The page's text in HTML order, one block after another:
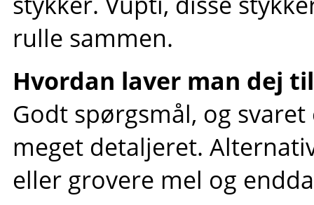
rulle sammen.
Hvordan laver man dej
Godt spørgsmål, og
meget detaljeret.
eller grovere mel og